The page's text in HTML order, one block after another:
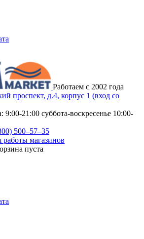
Работаем с 2002 года
проспект, д.4, корпус 1 (вход со
9:00-21:00 суббота-воскресенье 10:00-
500–57–35
работы магазинов
пуста